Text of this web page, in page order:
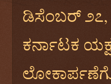
ಡಿಸೆಂಬರ್‌ ೨೭,
ಕರ್ನಾಟಕ